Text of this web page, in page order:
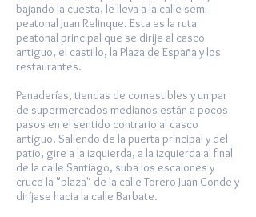
bajando la cuesta, le lleva a la calle semi-
peatonal Juan Relinque. Esta es la ruta
peatonal principal que se dirije al casco
antiguo, el castillo, la Plaza de España y los
restaurantes.
Panaderías, tiendas de comestibles y un par
de supermercados medianos están a pocos
pasos en el sentido contrario al casco
antiguo. Saliendo de la puerta principal y del
patio, gire a la izquierda, a la izquierda al final
de la calle Santiago, suba los escalones y
cruce la "plaza" de la calle Torero Juan Conde y
diríjase hacia la calle Barbate.